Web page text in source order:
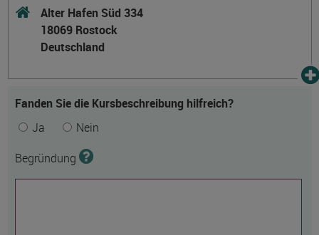
Alter Hafen Süd 334
18069 Rostock
Deutschland
Fanden Sie die Kursbeschreibung hilfreich?
Ja
Nein
Begründung